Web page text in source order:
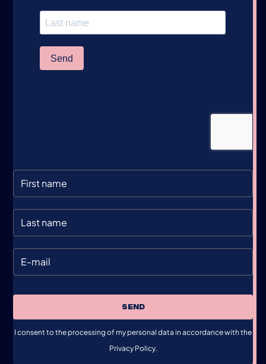
SEND
I consent to the processing of my personal data in accordance with the
Privacy Policy.